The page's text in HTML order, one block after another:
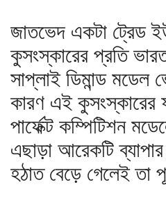
জাতভেদ একটা ট্রেড
কুসংস্কারের প্রতি
সাপ্লাই ডিমান্ড মডেল
কারণ এই কুসংস্কারের
পার্ফেক্ট কম্পিটিশন
এছাড়া আরেকটি
হঠাত বেড়ে গেলেই তা